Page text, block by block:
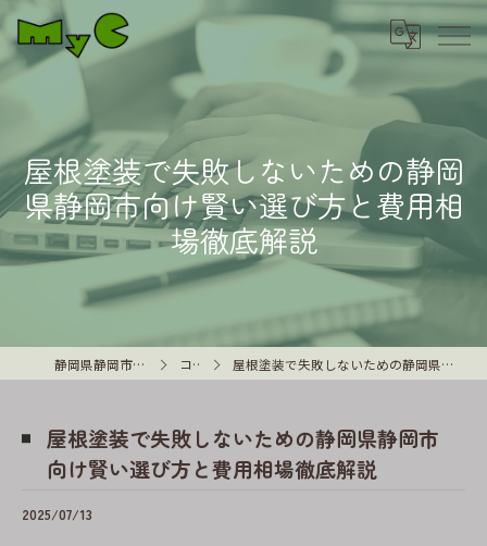
屋根塗装で失敗しないための静岡
県静岡市向け賢い選び方と費用相
場徹底解説
静岡県静岡市の外壁塗装はMyC コラム 屋根塗装で失敗しないための静岡県静岡市向け賢い選び方と費用相場徹底解説
屋根塗装で失敗しないための静岡県静岡市
向け賢い選び方と費用相場徹底解説
2025/07/13